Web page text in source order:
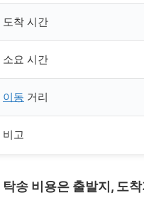
도착 시간
소요 시간
이동 거리
비고
송 비용은 출발지, 도